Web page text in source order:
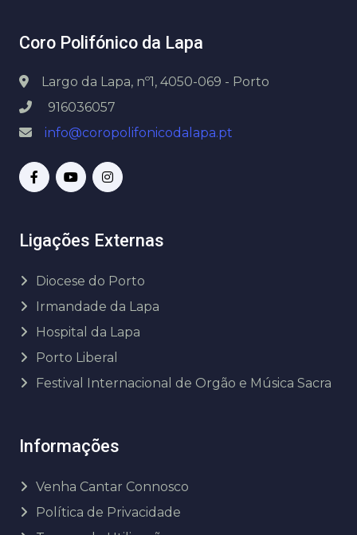
Coro Polifónico da Lapa
Largo da Lapa, nº1, 4050-069 - Porto
916036057
info@coropolifonicodalapa.pt
Ligações Externas
Diocese do Porto
Irmandade da Lapa
Hospital da Lapa
Porto Liberal
Festival Internacional de Orgão e Música Sacra
Informações
Venha Cantar Connosco
Política de Privacidade